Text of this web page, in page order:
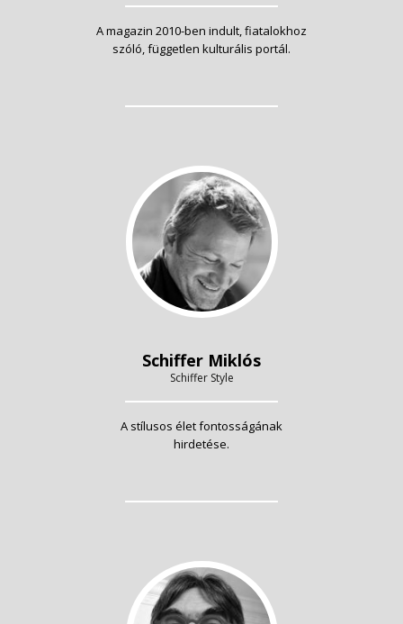
A magazin 2010-ben indult, fiatalokhoz
szóló, független kulturális portál.
Schiffer Miklós
Schiffer Style
A stílusos élet fontosságának
hirdetése.